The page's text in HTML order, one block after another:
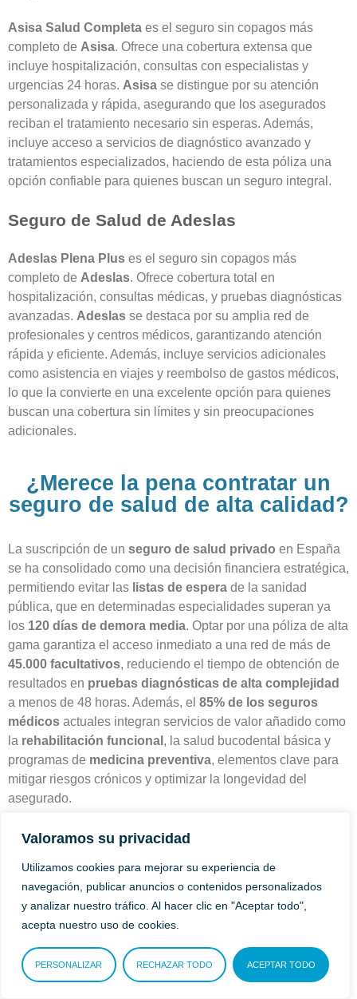
Valoramos su privacidad
Utilizamos cookies para mejorar su experiencia de
navegación, publicar anuncios o contenidos personalizados
y analizar nuestro tráfico. Al hacer clic en "Aceptar todo",
acepta nuestro uso de cookies.
PERSONALIZAR RECHAZAR TODO ACEPTAR TODO
Asisa Salud Completa es el seguro sin copagos más
completo de Asisa. Ofrece una cobertura extensa que
incluye hospitalización, consultas con especialistas y
urgencias 24 horas. Asisa se distingue por su atención
personalizada y rápida, asegurando que los asegurados
reciban el tratamiento necesario sin esperas. Además,
incluye acceso a servicios de diagnóstico avanzado y
tratamientos especializados, haciendo de esta póliza una
opción confiable para quienes buscan un seguro integral.
Seguro de Salud de Adeslas
Adeslas Plena Plus es el seguro sin copagos más
completo de Adeslas. Ofrece cobertura total en
hospitalización, consultas médicas, y pruebas diagnósticas
avanzadas. Adeslas se destaca por su amplia red de
profesionales y centros médicos, garantizando atención
rápida y eficiente. Además, incluye servicios adicionales
como asistencia en viajes y reembolso de gastos médicos,
lo que la convierte en una excelente opción para quienes
buscan una cobertura sin límites y sin preocupaciones
adicionales.
¿Merece la pena contratar un
seguro de salud de alta calidad?
La suscripción de un seguro de salud privado en España
se ha consolidado como una decisión financiera estratégica,
permitiendo evitar las listas de espera de la sanidad
pública, que en determinadas especialidades superan ya
los 120 días de demora media. Optar por una póliza de alta
gama garantiza el acceso inmediato a una red de más de
45.000 facultativos, reduciendo el tiempo de obtención de
resultados en pruebas diagnósticas de alta complejidad
a menos de 48 horas. Además, el 85% de los seguros
médicos actuales integran servicios de valor añadido como
la rehabilitación funcional , la salud bucodental básica y
programas de medicina preventiva, elementos clave para
mitigar riesgos crónicos y optimizar la longevidad del
asegurado.
Para maximizar el retorno de esta inversión, el uso de un
ya que permite analizar de forma técnica las diferencias
entre primas y coberturas. Al evaluar parámetros como los
periodos de carenciay los límites de capital en asistencia
internacional, los usuarios pueden lograr un ahorro de hasta
20% en la prima anualsin sacrificar la calidad
asistencial. Las pólizas modernas no solo cubren la